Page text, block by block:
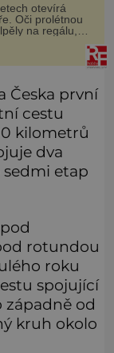
otevírá
Oči prolétnou
na regálu,
látky.
tekutinu,
nesmírně se
Česka první
cestu
kilometrů
dva
sedmi etap
rotundou
roku
spojující
západně od
kruh okolo